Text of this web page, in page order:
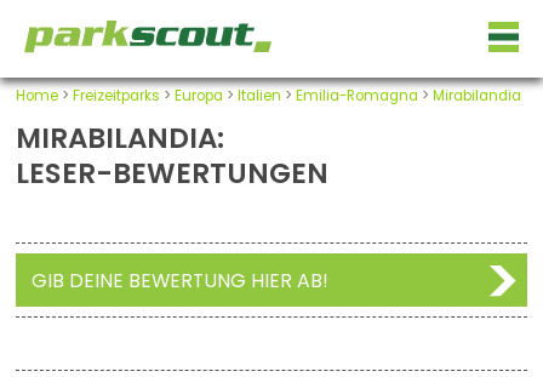
Home> Freizeitparks > Europa > Italien > Emilia-Romagna > Mirabilandia
MIRABILANDIA:
LESER-BEWERTUNGEN
GIB DEINE BEWERTUNG HIER AB!